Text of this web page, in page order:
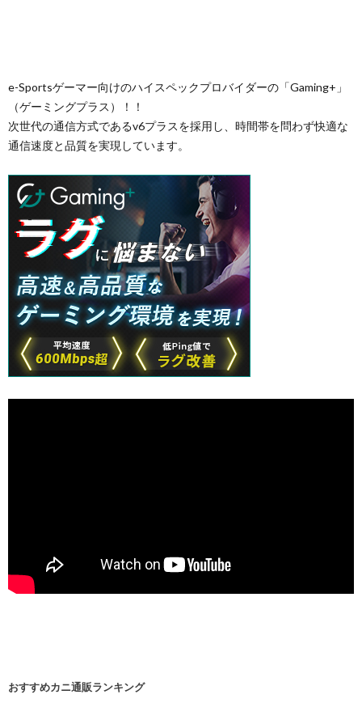
e-Sportsゲーマー向けのハイスペックプロバイダーの「Gaming+」
（ゲーミングプラス）！！
次世代の通信方式であるv6プラスを採用し、時間帯を問わず快適な
通信速度と品質を実現しています。
おすすめカニ通販ランキング